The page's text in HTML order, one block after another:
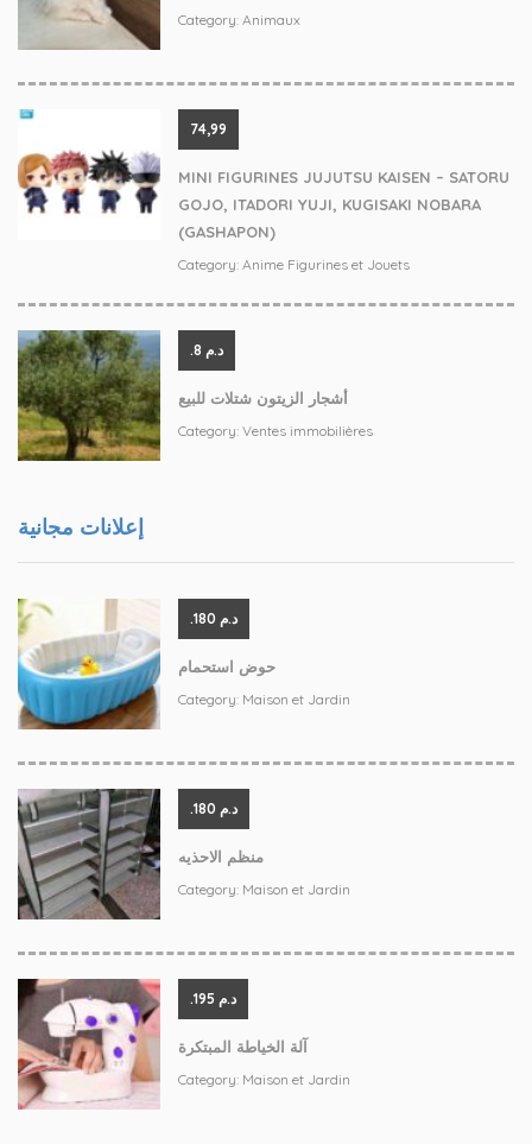
Category: Animaux
74,99
MINI FIGURINES JUJUTSU KAISEN – SATORU
GOJO, ITADORI YUJI, KUGISAKI NOBARA
(GASHAPON)
Category: Anime Figurines et Jouets
.د.م 8
أشجار الزيتون شتلات للبيع
Category: Ventes immobilières
إعلانات مجانية
.د.م 180
حوض استحمام
Category: Maison et Jardin
.د.م 180
منظم الاحذيه
Category: Maison et Jardin
.د.م 195
آلة الخياطة المبتكرة
Category: Maison et Jardin